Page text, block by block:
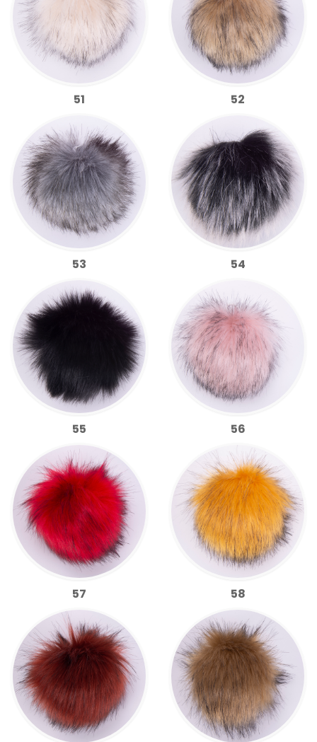
51 52
53 54
55 56
57 58